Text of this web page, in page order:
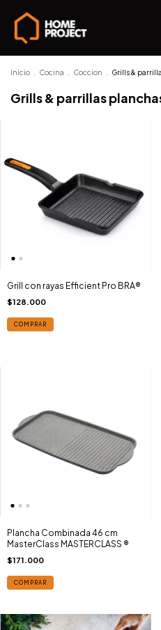
Inicio Cocina Coccion Grills &
Grills & parrillas
Grill con rayas Efficient Pro BRA®
$128.000
COMPRAR
Plancha Combinada 46 cm
MasterClass MASTERCLASS ®
$171.000
COMPRAR